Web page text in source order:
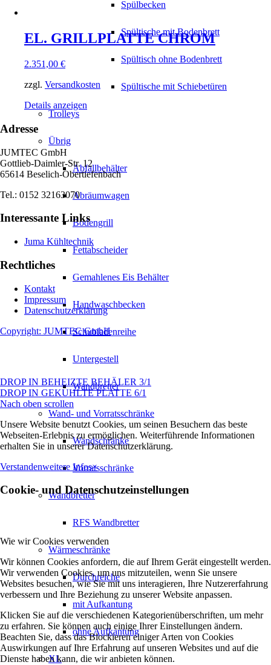
Spülbecken
Spültische mit Bodenbrett
Spültisch ohne Bodenbrett
Spültische mit Schiebetüren
Trolleys
Übrig
Abfallbehälter
Abräumwagen
Bodengrill
Fettabscheider
Gemahlenes Eis Behälter
Handwaschbecken
Schubladenreihe
Untergestell
Wandbretter
Wand- und Vorratsschränke
Wandschränke
Vorratsschränke
Wandbretter
RFS Wandbretter
Wärmeschränke
Durchreiche
mit Aufkantung
ohne Aufkantung
XL
EL. GRILLPLATTE CHROM
2.351,00 €
zzgl. Versandkosten
Details anzeigen
Adresse
JUMTEC GmbH
Gottlieb-Daimler-Str. 12
65614 Beselich-Obertiefenbach
Tel.: 0152 32163070
Interessante Links
Juma Kühltechnik
Rechtliches
Kontakt
Impressum
Datenschutzerklärung
Copyright: JUMTEC GmbH
DROP IN BEHEIZTE BEHÄLER 3/1
DROP IN GEKUHLTE PLATTE 6/1
Nach oben scrollen
Unsere Website benutzt Cookies, um seinen Besuchern das beste
Webseiten-Erlebnis zu ermöglichen. Weiterführende Informationen
erhalten Sie in unserer Datenschutzerklärung.
Verstandenweitere Infos×
Cookie- und Datenschutzeinstellungen
Wie wir Cookies verwenden
Wir können Cookies anfordern, die auf Ihrem Gerät eingestellt werden.
Wir verwenden Cookies, um uns mitzuteilen, wenn Sie unsere
Websites besuchen, wie Sie mit uns interagieren, Ihre Nutzererfahrung
verbessern und Ihre Beziehung zu unserer Website anpassen.
Klicken Sie auf die verschiedenen Kategorienüberschriften, um mehr
zu erfahren. Sie können auch einige Ihrer Einstellungen ändern.
Beachten Sie, dass das Blockieren einiger Arten von Cookies
Auswirkungen auf Ihre Erfahrung auf unseren Websites und auf die
Dienste haben kann, die wir anbieten können.